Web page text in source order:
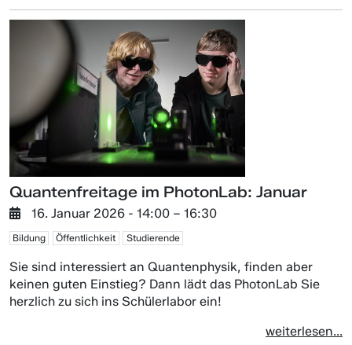
Quantenfreitage im PhotonLab: Januar
16. Januar 2026 - 14:00 – 16:30
Bildung Öffentlichkeit Studierende
Sie sind interessiert an Quantenphysik, finden aber
keinen guten Einstieg? Dann lädt das PhotonLab Sie
herzlich zu sich ins Schülerlabor ein!
weiterlesen...